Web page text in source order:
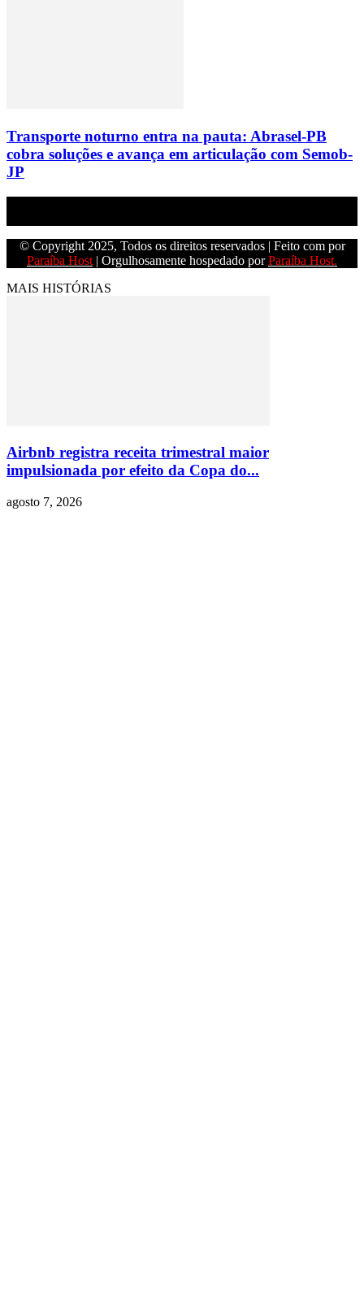
Transporte noturno entra na pauta: Abrasel-PB
cobra soluções e avança em articulação com Semob-
JP
© Copyright 2025, Todos os direitos reservados | Feito com por
Paraíba Host | Orgulhosamente hospedado porParaíba Host.
MAIS HISTÓRIAS
Airbnb registra receita trimestral maior
impulsionada por efeito da Copa do...
agosto 7, 2026